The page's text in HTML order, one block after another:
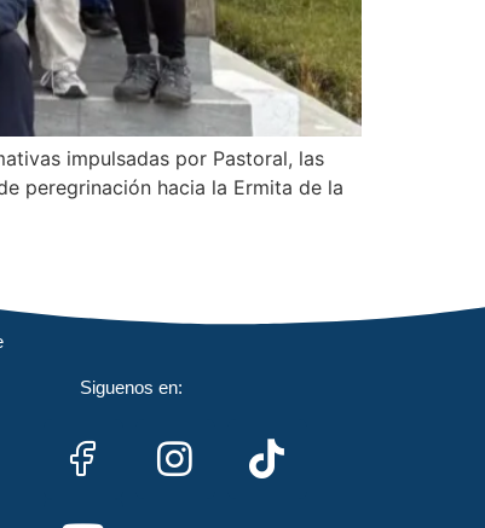
impulsadas por Pastoral, las
peregrinación hacia la Ermita de la
Siguenos en: